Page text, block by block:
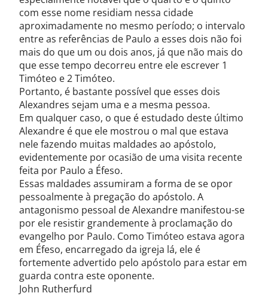
com esse nome residiam nessa cidade
aproximadamente no mesmo período; o intervalo
entre as referências de Paulo a esses dois não foi
mais do que um ou dois anos, já que não mais do
que esse tempo decorreu entre ele escrever 1
Timóteo e 2 Timóteo.
Portanto, é bastante possível que esses dois
Alexandres sejam uma e a mesma pessoa.
Em qualquer caso, o que é estudado deste último
Alexandre é que ele mostrou o mal que estava
nele fazendo muitas maldades ao apóstolo,
evidentemente por ocasião de uma visita recente
feita por Paulo a Éfeso.
Essas maldades assumiram a forma de se opor
pessoalmente à pregação do apóstolo. A
antagonismo pessoal de Alexandre manifestou-se
por ele resistir grandemente à proclamação do
evangelho por Paulo. Como Timóteo estava agora
em Éfeso, encarregado da igreja lá, ele é
fortemente advertido pelo apóstolo para estar em
guarda contra este oponente.
John Rutherfurd